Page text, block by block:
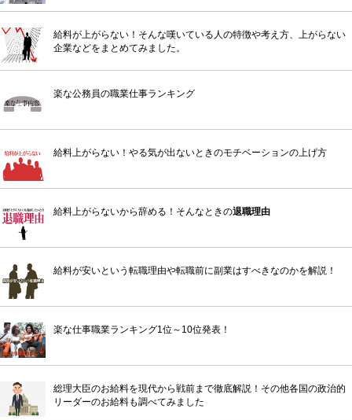
給料が上がらない！そんな嘆いている人の特徴や考え方、上がらない
企業などをまとめてみました。
楽な公務員の職業仕事ランキング
給料上がらない！やる気が出ないときのモチベーションの上げ方
給料上がらないから辞める！そんなときの退職理由
給料が安いという転職理由や転職前に副業はすべきなのかを解説！
楽な仕事職業ランキング1位～10位発表！
総理大臣のお給料を現代から戦前まで徹底解説！その他各国の政治的
リーダーのお給料も調べてみました